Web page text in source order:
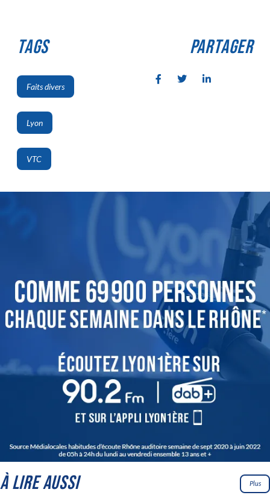
TAGS
Faits divers
,
Lyon
,
VTC
PARTAGER
À LIRE AUSSI Plus